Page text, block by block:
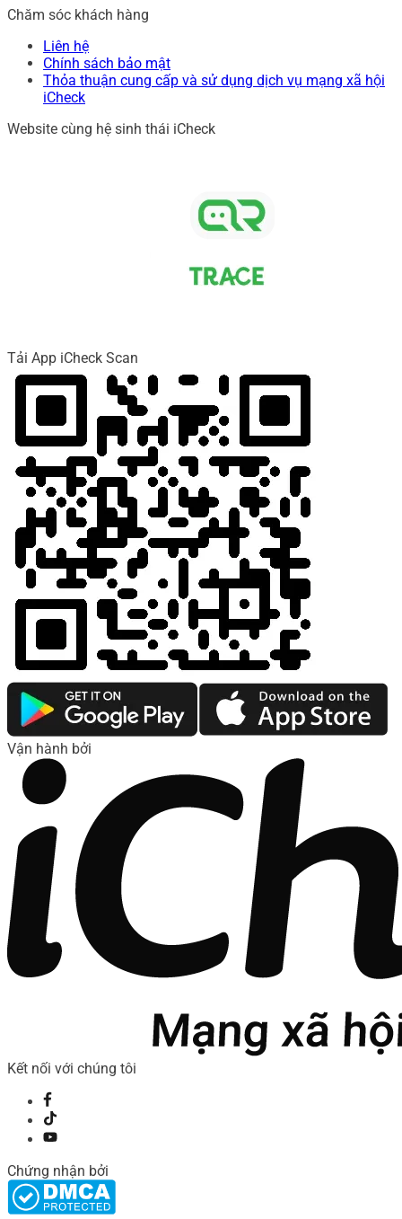
Chăm sóc khách hàng
Liên hệ
Chính sách bảo mật
Thỏa thuận cung cấp và sử dụng dịch vụ mạng xã hội
iCheck
Website cùng hệ sinh thái iCheck
Tải App iCheck Scan
Vận hành bởi
Kết nối với chúng tôi
Chứng nhận bởi